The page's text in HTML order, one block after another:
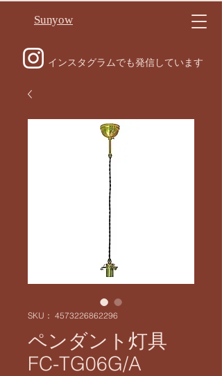
Sunyow
インスタグラムでも発信しています
SKU： 4573226862296
ペンダント灯具
FC-TG06G/A